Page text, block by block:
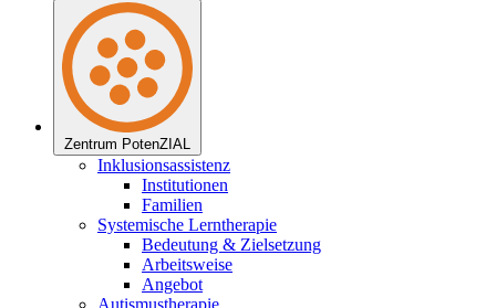
Zentrum PotenZIAL
Inklusionsassistenz
Institutionen
Familien
Systemische Lerntherapie
Bedeutung & Zielsetzung
Arbeitsweise
Angebot
Autismustherapie